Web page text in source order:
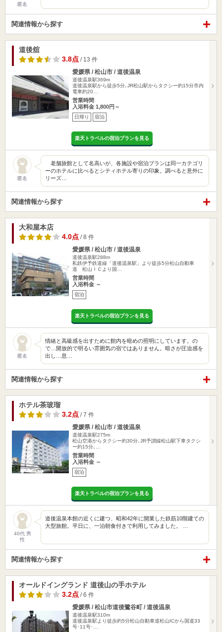
匿名
関連情報から探す
道後舘
3.8点 / 13 件
愛媛県 / 松山市 / 道後温泉
道後温泉駅369m
道後温泉駅から徒歩5分､JR松山駅からタクシー約15分市内
電車約20…
営業時間
入浴料金 1,800円～
日帰り 宿泊
楽天トラベルの宿泊プランを見る
匿名
老舗旅館として名高いが、各施設や宿泊プランは同一カテゴリ
ーのホテルに比べるとシティホテル寄りの印象。調べると意外に
リーズ…
関連情報から探す
大和屋本店
4.0点 / 8 件
愛媛県 / 松山市 / 道後温泉
道後温泉駅288m
私鉄伊予鉄道線「道後温泉駅」より徒歩5分松山自動車
道 松山ＩＣより国…
営業時間
入浴料金 ～
宿泊
楽天トラベルの宿泊プランを見る
匿名
情緒と高級感を出すために館内を暗めの照明にしています。の
で…開放的で明るい雰囲気の宿ではありません。暗さが圧迫感を
出し…息…
関連情報から探す
ホテル茶玻瑠
3.2点 / 7 件
愛媛県 / 松山市 / 道後温泉
道後温泉駅275m
松山空港からタクシー約30分､JR予讃線松山駅下車タクシ
ー約15分､…
営業時間
入浴料金 ～
宿泊
楽天トラベルの宿泊プランを見る
40代 男
性
道後温泉本館の近くに建つ、昭和42年に開業した鉄筋10階建ての
大型旅館。平日に、一泊朝食付きで利用してみました。 …
関連情報から探す
オールドイングランド 道後山の手ホテル
3.2点 / 6 件
愛媛県 / 松山市道後鷺谷町 / 道後温泉
道後温泉駅310m
道後温泉駅より徒歩約5分松山自動車道松山ICから国道33
号･11号･…